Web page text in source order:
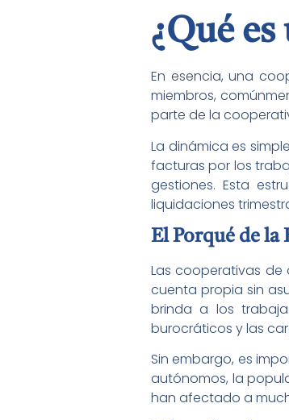
¿Qué
En esencia, una
miembros,
parte de la
La dinámica es
facturas por los
gestiones. Esta
liquidaciones
El Porqué de la
Las cooperativas
cuenta propia sin
brinda a los
burocráticos y las
Sin embargo, es
autónomos, la
han afectado a